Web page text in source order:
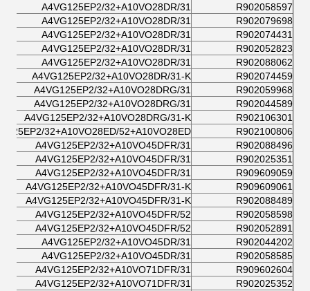
R902058597
A4VG125EP2/32+A10VO28DR/31
R902079698
A4VG125EP2/32+A10VO28DR/31
R902074431
A4VG125EP2/32+A10VO28DR/31
R902052823
A4VG125EP2/32+A10VO28DR/31
R902088062
A4VG125EP2/32+A10VO28DR/31
R902074459
A4VG125EP2/32+A10VO28DR/31-K
R902059968
A4VG125EP2/32+A10VO28DRG/31
R902044589
A4VG125EP2/32+A10VO28DRG/31
R902106301
A4VG125EP2/32+A10VO28DRG/31-K
R902100806
32+A10VO28ED/52+A10VO28ED
R902088496
A4VG125EP2/32+A10VO45DFR/31
R902025351
A4VG125EP2/32+A10VO45DFR/31
R909609059
A4VG125EP2/32+A10VO45DFR/31
R909609061
A4VG125EP2/32+A10VO45DFR/31-K
R902088489
A4VG125EP2/32+A10VO45DFR/31-K
R902058598
A4VG125EP2/32+A10VO45DFR/52
R902052891
A4VG125EP2/32+A10VO45DFR/52
R902044202
A4VG125EP2/32+A10VO45DR/31
R902058585
A4VG125EP2/32+A10VO45DR/31
R909602604
A4VG125EP2/32+A10VO71DFR/31
R902025352
A4VG125EP2/32+A10VO71DFR/31